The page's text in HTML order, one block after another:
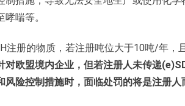
喘等。
注册的物质，若注册吨位大于10吨/年，
对欧盟境内企业，但若注册人未传递
风险控制措施时，面临处罚的将是注册人